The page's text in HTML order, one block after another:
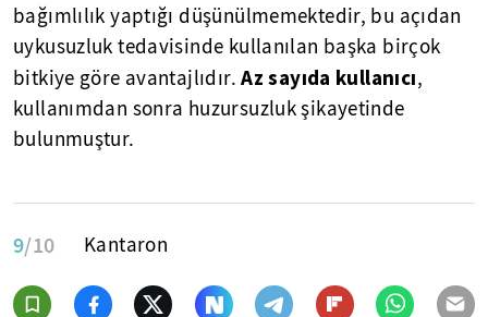
bağımlılık yaptığı düşünülmemektedir, bu açıdan
uykusuzluk tedavisinde kullanılan başka birçok
bitkiye göre avantajlıdır.Az sayıda kullanıcı,
kullanımdan sonra huzursuzluk şikayetinde
bulunmuştur.
9/10 Kantaron